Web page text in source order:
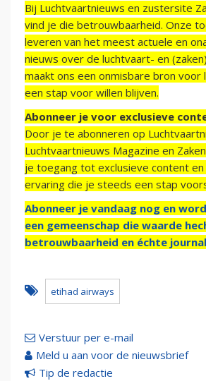
Bij Luchtvaartnieuws en zustersite
vind je die betrouwbaarheid. Onze
leveren van het meest actuele en
nieuws over de luchtvaart- en
maakt ons een onmisbare bron voor
een stap voor willen blijven.
Abonneer je voor exclusieve
Door je te abonneren op
Luchtvaartnieuws Magazine en
je toegang tot exclusieve content en
ervaring die je steeds een stap
Abonneer je vandaag nog en
een gemeenschap die waarde
betrouwbaarheid en échte
etihad airways
Verstuur per e-mail
Meld u aan voor de nieuwsbrief
Tip de redactie